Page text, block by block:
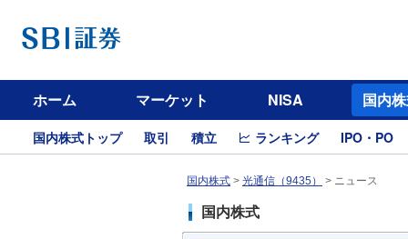
ホーム マーケット NISA 国内
国内株式トップ 取引 積立 ランキング IPO・PO
国内株式 > 光通信（9435） > ニュース
国内株式